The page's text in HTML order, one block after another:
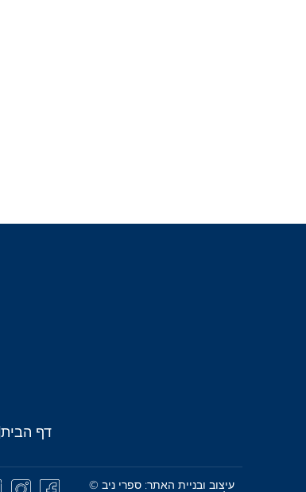
דף הבית
עיצוב ובניית האתר: ספרי ניב ©